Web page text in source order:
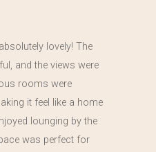
lovely! The
and the views were
rooms were
it feel like a home
lounging by the
was perfect for